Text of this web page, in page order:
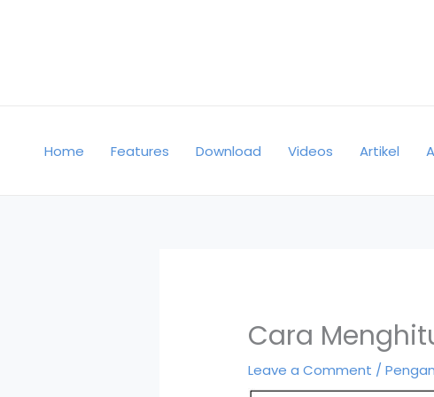
Home Features Download Videos Artikel
Cara
Leave a Comment /